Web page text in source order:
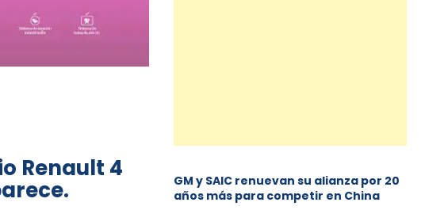
Renault 4
GM y SAIC renuevan su alianza por 20
años más para competir en China